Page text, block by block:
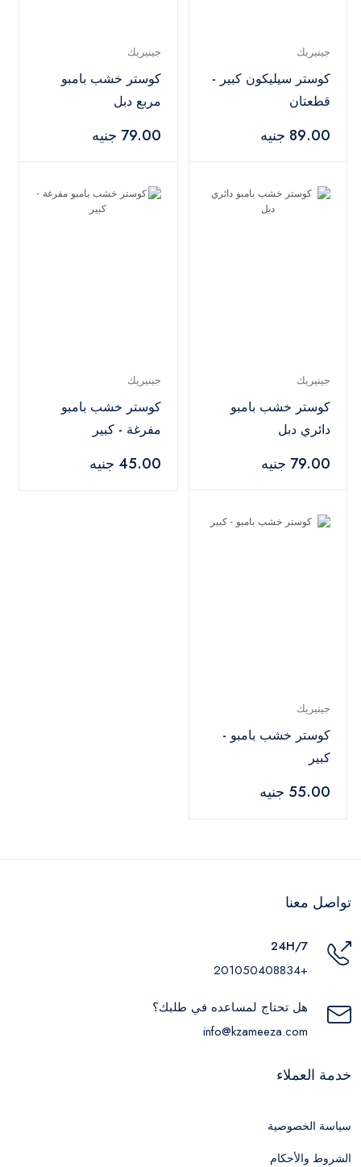
جينيريك
كوستر سيليكون كبير -
قطعتان
89.00 جنيه
جينيريك
كوستر خشب بامبو
مربع دبل
79.00 جنيه
جينيريك
كوستر خشب بامبو
دائري دبل
79.00 جنيه
جينيريك
كوستر خشب بامبو
مفرغة - كبير
45.00 جنيه
جينيريك
كوستر خشب بامبو -
كبير
55.00 جنيه
تواصل معنا
24H/7
+201050408834
هل تحتاج لمساعده في طلبك؟
info@kzameeza.com
خدمة العملاء
سياسة الخصوصية
الشروط والأحكام